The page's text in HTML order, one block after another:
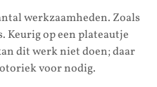
werkzaamheden. Zoals
Keurig op een plateautje
dit werk niet doen; daar
voor nodig.